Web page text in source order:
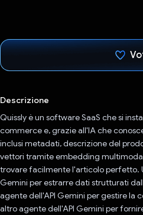
Descrizione
Quissly è un software SaaS che si
commerce e, grazie all'IA che
inclusi metadati, descrizione del
vettori tramite embedding
trovare facilmente l'articolo perfetto.
Gemini per estrarre dati strutturati
agente dell'API Gemini per gestire la
altro agente dell'API Gemini per